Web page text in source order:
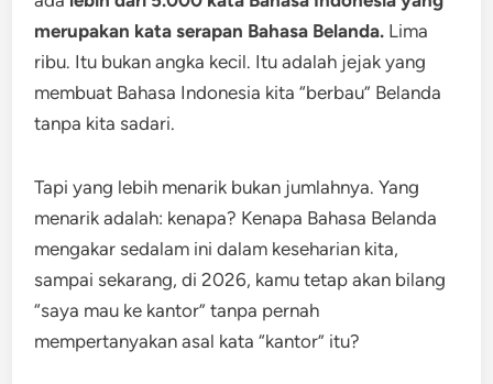
merupakan kata serapan Bahasa Belanda. Lima
ribu. Itu bukan angka kecil. Itu adalah jejak yang
membuat Bahasa Indonesia kita “berbau” Belanda
tanpa kita sadari.
Tapi yang lebih menarik bukan jumlahnya. Yang
menarik adalah: kenapa? Kenapa Bahasa Belanda
mengakar sedalam ini dalam keseharian kita,
sampai sekarang, di 2026, kamu tetap akan bilang
“saya mau ke kantor” tanpa pernah
mempertanyakan asal kata “kantor” itu?